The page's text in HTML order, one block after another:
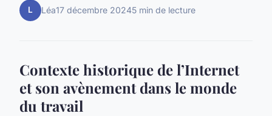
L Léa17 décembre 20245 min de lecture
Contexte historique de l’Internet
et son avènement dans le monde
du travail